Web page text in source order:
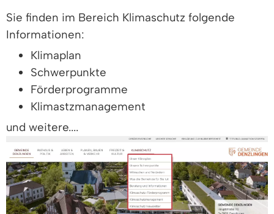
Sie finden im Bereich Klimaschutz folgende
Informationen:
Klimaplan
Schwerpunkte
Förderprogramme
Klimastzmanagement
und weitere....